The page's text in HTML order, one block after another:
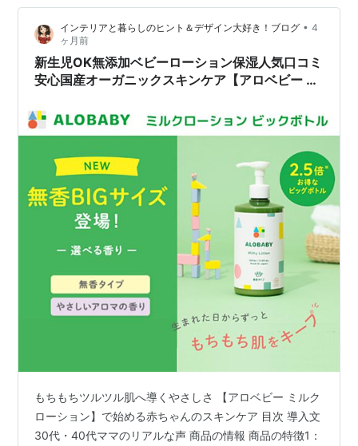
インテリアと暮らしのヒント＆デザイン大好き！ブログ • 4
ヶ月前
新生児OK無添加ベビーローション保湿人気口コミ
安心国産オーガニックスキンケア【アロベビー ミ
もちもちツルツル肌へ導くやさしさ 【アロベビー ミルク
ローション】で始める赤ちゃんのスキンケア 目次 導入文
30代・40代ママのリアルな声 商品の情報 商品の特徴1：